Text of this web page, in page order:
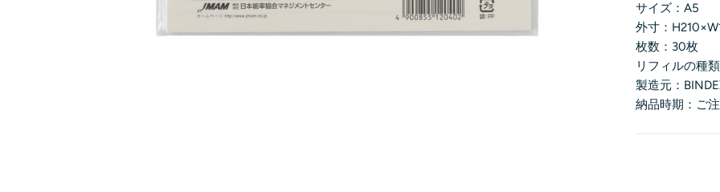
サイズ：A5
外寸：
枚数：30枚
リフィルの種
製造元：
納品時期：ご